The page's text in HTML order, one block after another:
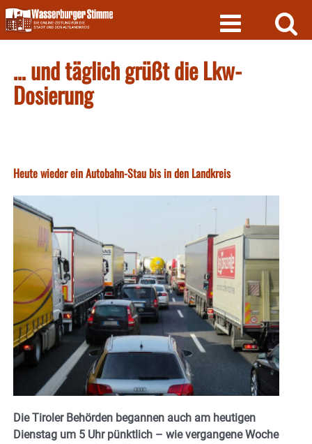
Skip
to
content
… und täglich grüßt die Lkw-
Dosierung
Heute wieder ein Autobahn-Stau bis in den Landkreis
Die Tiroler Behörden begannen auch am heutigen
Dienstag um 5 Uhr pünktlich – wie vergangene Woche